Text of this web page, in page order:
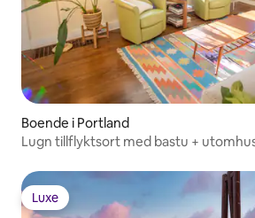
Boende i Portland
Lugn tillflyktsort med bastu +
Luxe
Luxe